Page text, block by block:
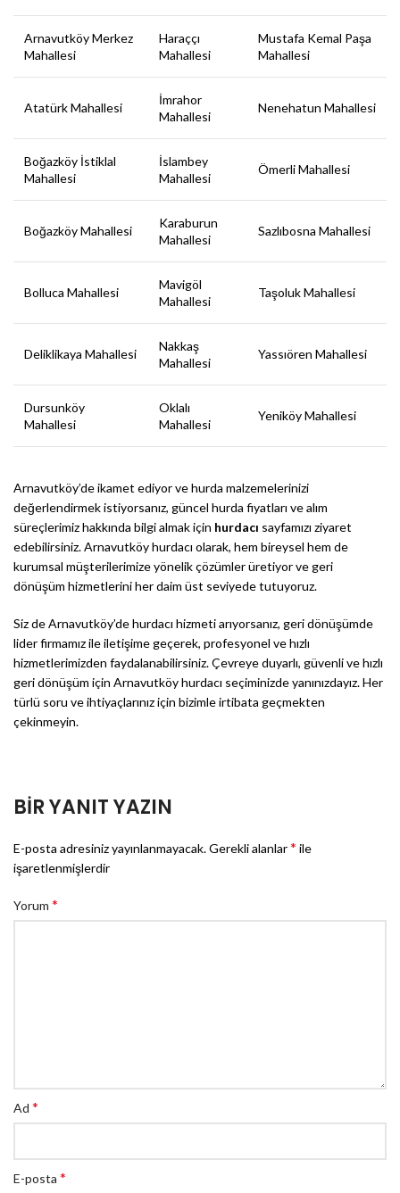
Arnavutköy Merkez
Mahallesi
Haraççı
Mahallesi
Mustafa Kemal Paşa
Mahallesi
Atatürk Mahallesi
İmrahor
Mahallesi
Nenehatun Mahallesi
Boğazköy İstiklal
Mahallesi
İslambey
Mahallesi
Ömerli Mahallesi
Boğazköy Mahallesi
Karaburun
Mahallesi
Sazlıbosna Mahallesi
Bolluca Mahallesi
Mavigöl
Mahallesi
Taşoluk Mahallesi
Deliklikaya Mahallesi
Nakkaş
Mahallesi
Yassıören Mahallesi
Dursunköy
Mahallesi
Oklalı
Mahallesi
Yeniköy Mahallesi
Arnavutköy’de ikamet ediyor ve hurda malzemelerinizi
değerlendirmek istiyorsanız, güncel hurda fiyatları ve alım
süreçlerimiz hakkında bilgi almak için hurdacı sayfamızı ziyaret
edebilirsiniz. Arnavutköy hurdacı olarak, hem bireysel hem de
kurumsal müşterilerimize yönelik çözümler üretiyor ve geri
dönüşüm hizmetlerini her daim üst seviyede tutuyoruz.
Siz de Arnavutköy’de hurdacı hizmeti arıyorsanız, geri dönüşümde
lider firmamız ile iletişime geçerek, profesyonel ve hızlı
hizmetlerimizden faydalanabilirsiniz. Çevreye duyarlı, güvenli ve hızlı
geri dönüşüm için Arnavutköy hurdacı seçiminizde yanınızdayız. Her
türlü soru ve ihtiyaçlarınız için bizimle irtibata geçmekten
çekinmeyin.
BIR YANIT YAZIN
E-posta adresiniz yayınlanmayacak.Gerekli alanlar* ile
işaretlenmişlerdir
Yorum *
Ad *
E-posta *